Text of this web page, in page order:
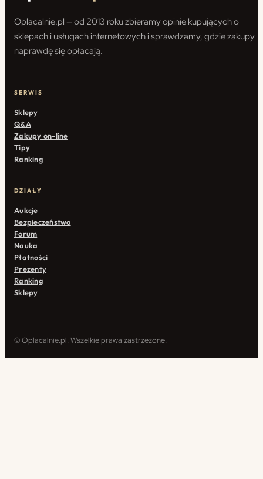
Oplacalnie.pl — od 2013 roku zbieramy opinie kupujących o
sklepach i usługach internetowych i sprawdzamy, gdzie zakupy
naprawdę się opłacają.
SERWIS
Sklepy
Q&A
Zakupy on-line
Tipy
Ranking
DZIAŁY
Aukcje
Bezpieczeństwo
Forum
Nauka
Płatności
Prezenty
Ranking
Sklepy
© Oplacalnie.pl. Wszelkie prawa zastrzeżone.